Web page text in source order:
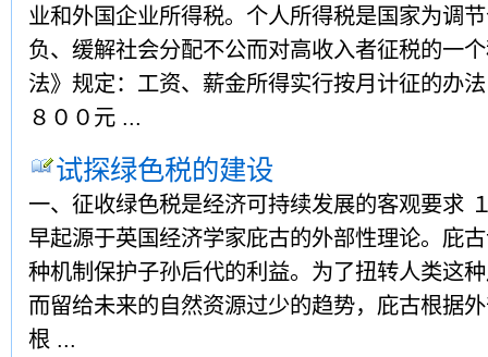
业和外国企业所得税。个人所得税是国家为调
负、缓解社会分配不公而对高收入者征税的一
法》规定：工资、薪金所得实行按月计征的办
８００元 ...
试探绿色税的建设
一、征收绿色税是经济可持续发展的客观要求
早起源于英国经济学家庇古的外部性理论。庇
种机制保护子孙后代的利益。为了扭转人类这
而留给未来的自然资源过少的趋势，庇古根据
根 ...